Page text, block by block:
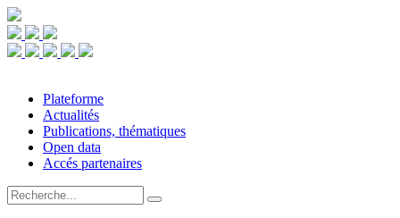
Plateforme
Actualités
Publications, thématiques
Open data
Accés partenaires